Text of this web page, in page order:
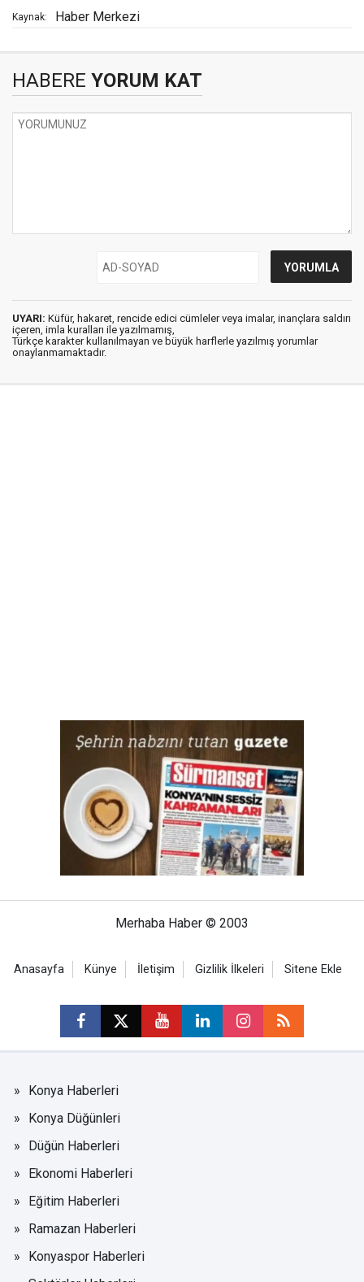
Kaynak: Haber Merkezi
HABERE YORUM KAT
UYARI: Küfür, hakaret, rencide edici cümleler veya imalar, inançlara saldırı
içeren, imla kuralları ile yazılmamış,
Türkçe karakter kullanılmayan ve büyük harflerle yazılmış yorumlar
onaylanmamaktadır.
Merhaba Haber © 2003
Anasayfa Künye İletişim Gizlilik İlkeleri Sitene Ekle
Konya Haberleri
Konya Düğünleri
Düğün Haberleri
Ekonomi Haberleri
Eğitim Haberleri
Ramazan Haberleri
Konyaspor Haberleri